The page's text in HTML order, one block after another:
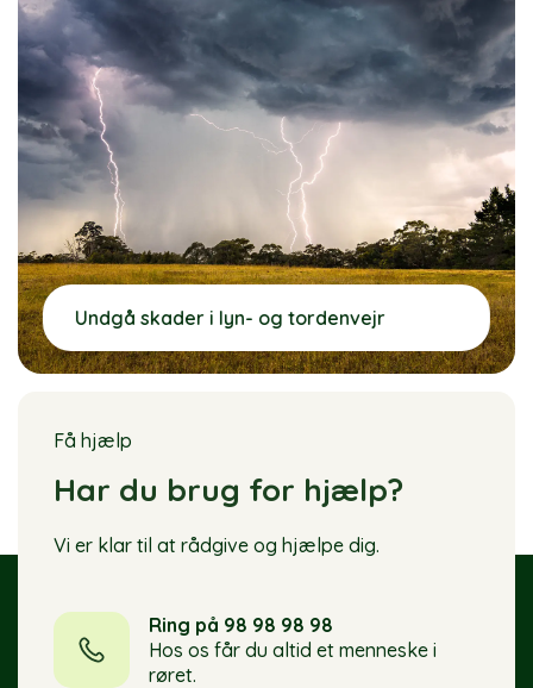
Undgå skader i lyn- og tordenvejr
Få hjælp
Har du brug for hjælp?
Vi er klar til at rådgive og hjælpe dig.
Ring på 98 98 98 98
Hos os får du altid et menneske i
røret.